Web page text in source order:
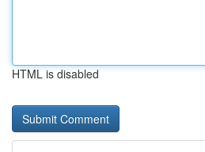
HTML is disabled